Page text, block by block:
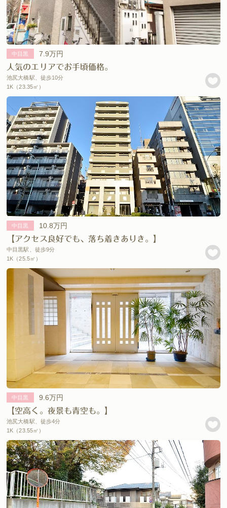
中目黒
7.9万円
人気のエリアでお手頃価格。
池尻大橋駅、徒歩10分
1K（23.35㎡）
中目黒
10.8万円
【アクセス良好でも、落ち着きありき。】
中目黒駅、徒歩9分
1K（25.5㎡）
中目黒
9.6万円
【空高く。夜景も青空も。】
池尻大橋駅、徒歩4分
1K（23.55㎡）